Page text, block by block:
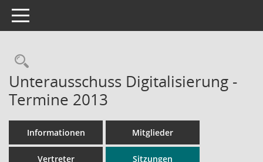
Toggle navigation
Rechercheauswahl
Unterausschuss Digitalisierung -
Termine 2013
Informationen Mitglieder
Vertreter Sitzungen